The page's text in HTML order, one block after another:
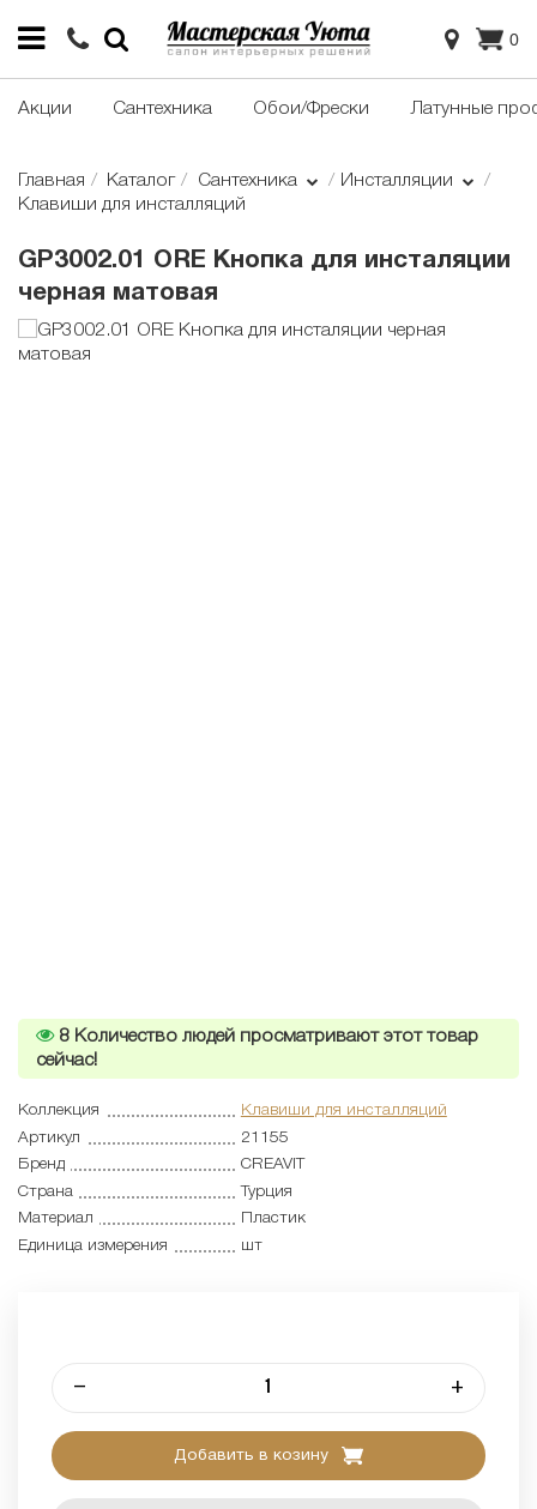
0
Акции Сантехника Обои/Фрески Латунные
Главная Каталог Сантехника
Инсталляции
Клавиши для инсталляций
GP3002.01 ORE Кнопка для инсталяции
черная матовая
8 Количество людей просматривают этот товар
сейчас!
Коллекция
Клавиши для инсталляций
Артикул
21155
Бренд
CREAVIT
Страна
Турция
Материал
Пластик
Единица измерения
шт
– +
Добавить в козину